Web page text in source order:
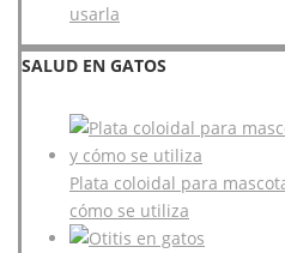
usarla
SALUD EN GATOS
Plata coloidal para
cómo se utiliza